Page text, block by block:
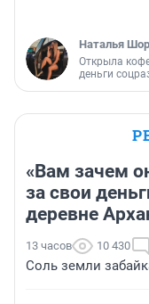
Наталья
Открыла
деньги
«Вам зачем
за свои
деревне
13 часов 10 430
Соль земли